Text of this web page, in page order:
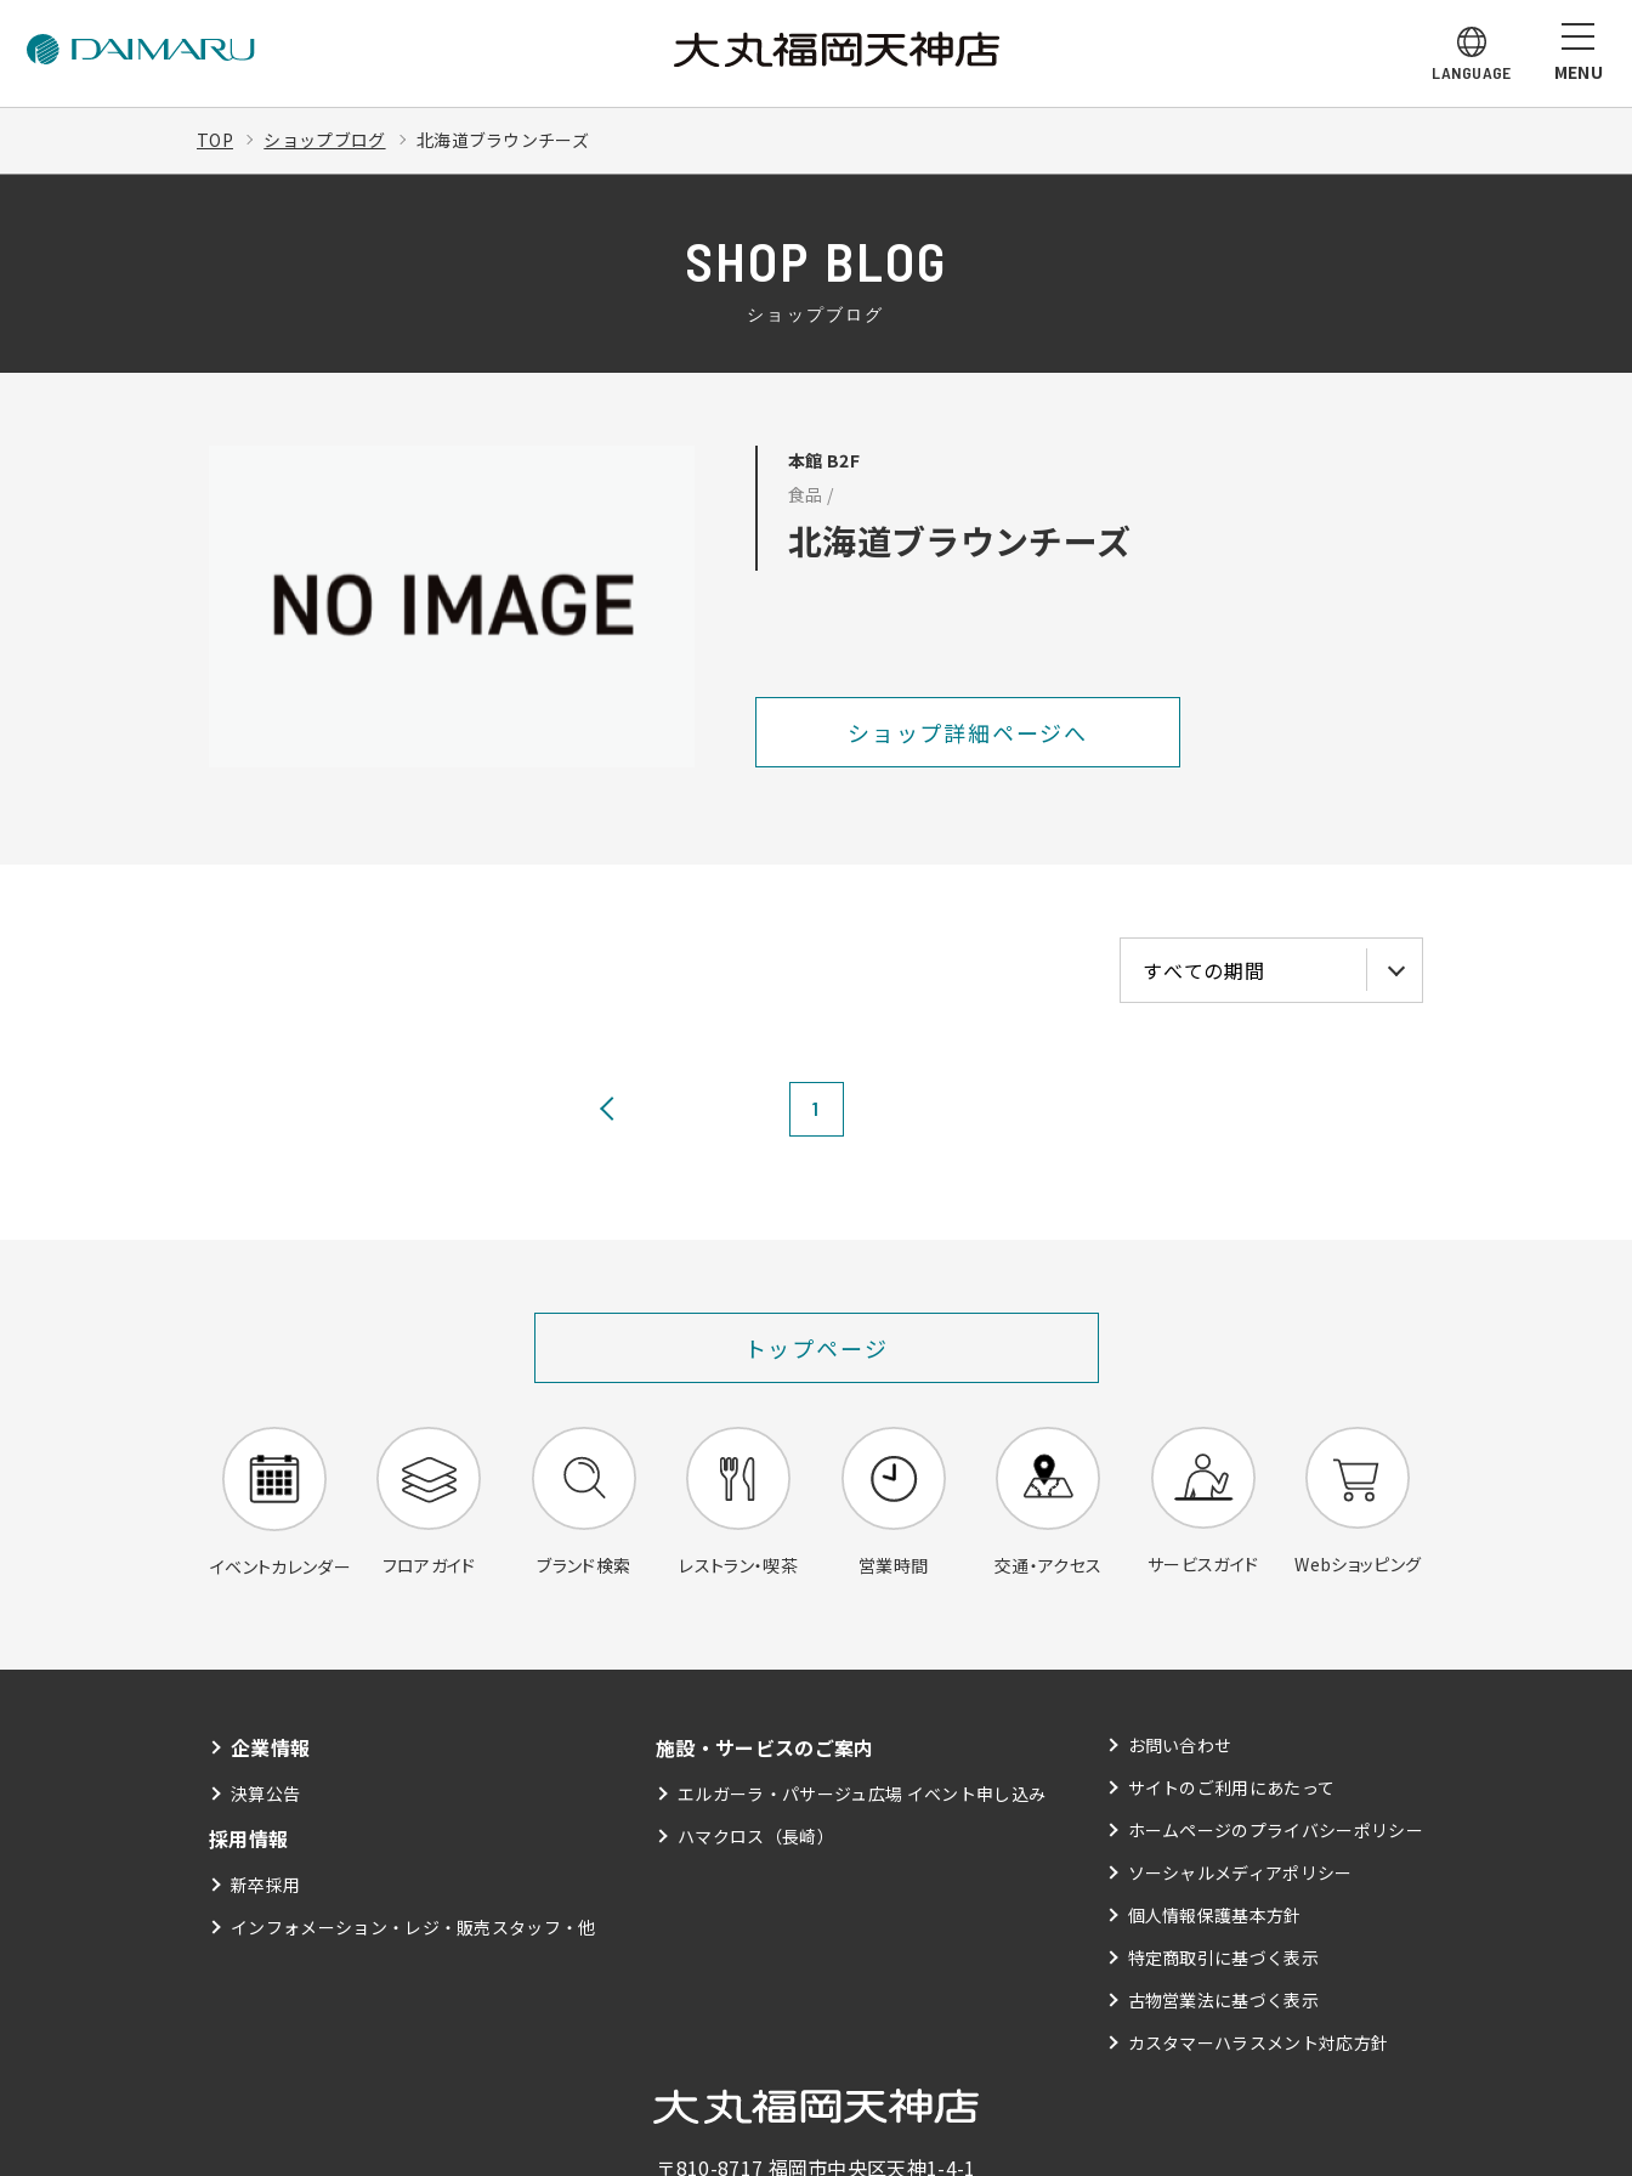
LANGUAGE MENU
TOP ショップブログ 北海道ブラウンチーズ
SHOP BLOG
ショップブログ
本館 B2F
食品 /
北海道ブラウンチーズ
ショップ詳細ページへ
1
トップページ
イベントカレンダー フロアガイド ブランド検索 レストラン・喫茶 営業時間 交通・アクセス サービスガイド Webショッピング
企業情報
決算公告
採用情報
新卒採用
インフォメーション・レジ・販売スタッフ・他
施設・サービスのご案内
エルガーラ・パサージュ広場 イベント申し込み
ハマクロス（長崎）
お問い合わせ
サイトのご利用にあたって
ホームページのプライバシーポリシー
ソーシャルメディアポリシー
個人情報保護基本方針
特定商取引に基づく表示
古物営業法に基づく表示
カスタマーハラスメント対応方針
〒810-8717 福岡市中央区天神1-4-1